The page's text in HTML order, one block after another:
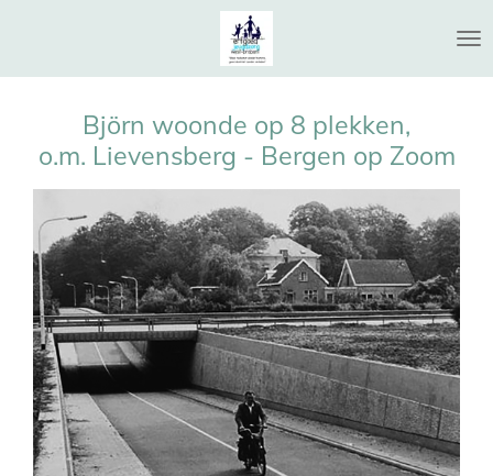
naar
hoofdinhoudBjörn woonde op 8 plekken,
o.m. Lievensberg - Bergen op Zoom